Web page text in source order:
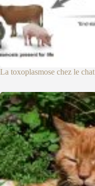
La toxoplasmose chez le chat